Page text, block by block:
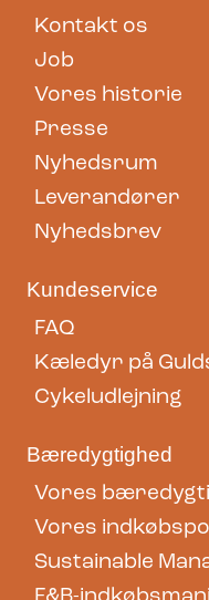
Kontakt os
Job
Vores historie
Presse
Nyhedsrum
Leverandører
Nyhedsbrev
Kundeservice
FAQ
Kæledyr på
Cykeludlejning
Bæredygtighed
Vores
Vores
Sustainable